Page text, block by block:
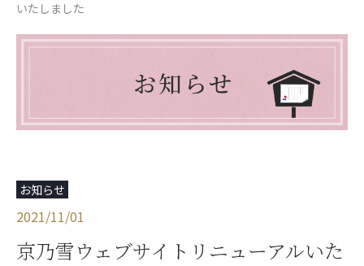
いたしました
お知らせ
2021/11/01
京乃雪ウェブサイトリニューアルいた